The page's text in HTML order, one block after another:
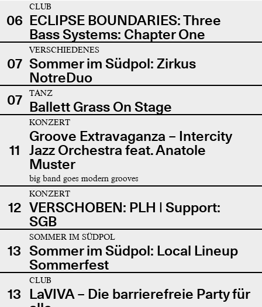
06
CLUB
ECLIPSE BOUNDARIES: Three
Bass Systems: Chapter One
07
VERSCHIEDENES
Sommer im Südpol: Zirkus
NotreDuo
07
TANZ
Ballett Grass On Stage
11
KONZERT
Groove Extravaganza – Intercity
Jazz Orchestra feat. Anatole
Muster
big band goes modern grooves
12
KONZERT
VERSCHOBEN: PLH | Support:
SGB
13
SOMMER IM SÜDPOL
Sommer im Südpol: Local Lineup
Sommerfest
13
CLUB
LaVIVA – Die barrierefreie Party für